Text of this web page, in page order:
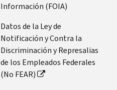
Información (FOIA)
Datos de la Ley de
Notificación y Contra la
Discriminación y Represalias
de los Empleados Federales
(No FEAR)